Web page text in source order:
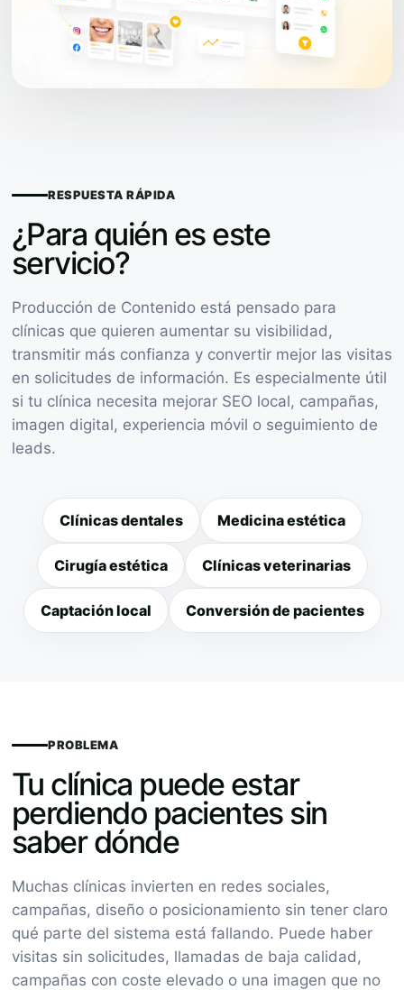
RESPUESTA RÁPIDA
¿Para quién es este
servicio?
Producción de Contenido está pensado para
clínicas que quieren aumentar su visibilidad,
transmitir más confianza y convertir mejor las visitas
en solicitudes de información. Es especialmente útil
si tu clínica necesita mejorar SEO local, campañas,
imagen digital, experiencia móvil o seguimiento de
leads.
Clínicas dentales Medicina estética
Cirugía estética Clínicas veterinarias
Captación local Conversión de pacientes
PROBLEMA
Tu clínica puede estar
perdiendo pacientes sin
saber dónde
Muchas clínicas invierten en redes sociales,
campañas, diseño o posicionamiento sin tener claro
qué parte del sistema está fallando. Puede haber
visitas sin solicitudes, llamadas de baja calidad,
campañas con coste elevado o una imagen que no